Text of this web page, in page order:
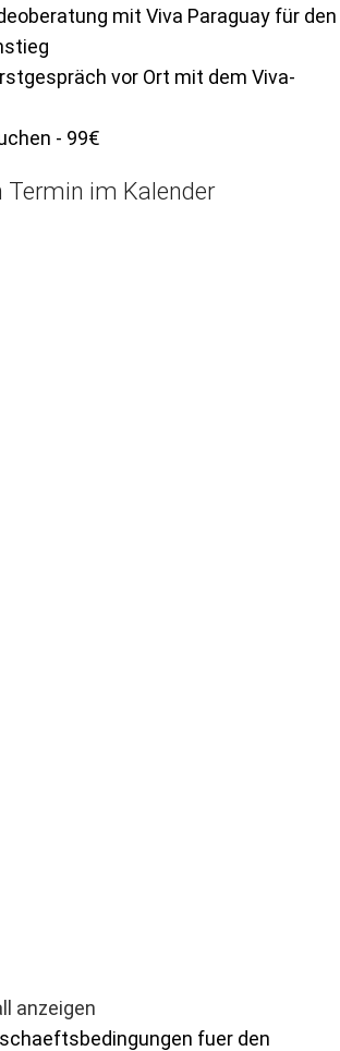
- 99€
Termin im Kalender
anzeigen
fuer den